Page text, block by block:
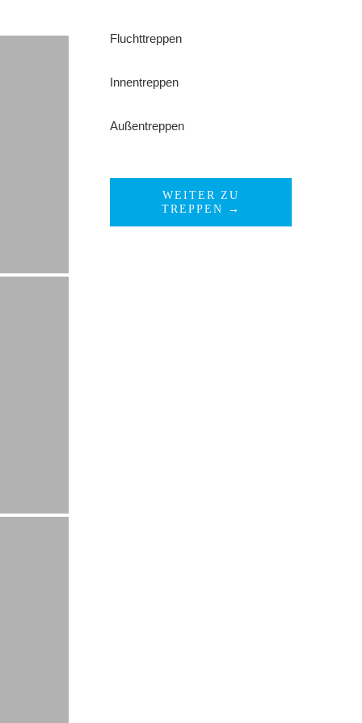
Fluchttreppen
Innentreppen
Außentreppen
WEITER ZU
TREPPEN →